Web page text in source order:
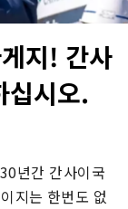
지! 간사
십시오.
년간 간사이국
지는 한번도 없